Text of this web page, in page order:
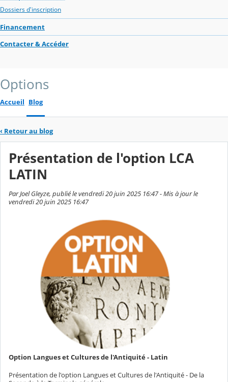
Dossiers d'inscription
Financement
Contacter & Accéder
Options
Accueil Blog
‹ Retour au blog
Présentation de l'option LCA
LATIN
Par Joel Gleyze, publié le vendredi 20 juin 2025 16:47 - Mis à jour le
vendredi 20 juin 2025 16:47
Option Langues et Cultures de l'Antiquité - Latin
Présentation de l'option Langues et Cultures de l'Antiquité - De la